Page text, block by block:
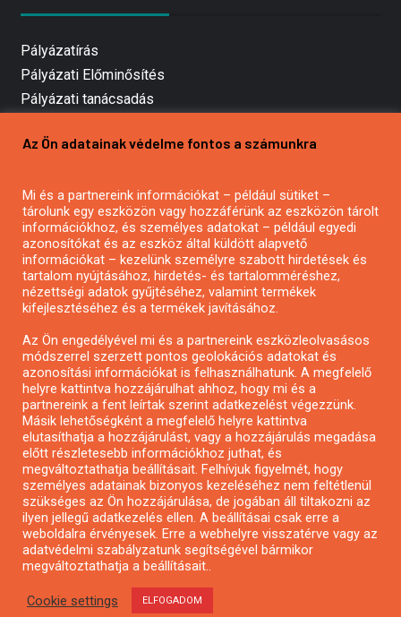
Pályázatírás
Pályázati Előminősítés
Pályázati tanácsadás
Mezőgazdasági pályázatírás
Pályázatírás civil szervezeteknek
Pályázatírás önkormányzatoknak
Pályázatfigyelés
Specifikus pályázatfigyelés vagy hírlevél
Pályázatok magánszemélyeknek
Pályázatok civil szervezeteknek
Pályázatok vállalkozásoknak
Önkormányzati pályázatok
Mezőgazdasági pályázatok
Falusi turizmus pályázatok
Napelem pályázatok
GINOP pályázatok
Az Ön adatainak védelme fontos a számunkra
Mi és a partnereink információkat – például sütiket –
tárolunk egy eszközön vagy hozzáférünk az eszközön tárolt
információkhoz, és személyes adatokat – például egyedi
azonosítókat és az eszköz által küldött alapvető
információkat – kezelünk személyre szabott hirdetések és
tartalom nyújtásához, hirdetés- és tartalomméréshez,
nézettségi adatok gyűjtéséhez, valamint termékek
kifejlesztéséhez és a termékek javításához.
Az Ön engedélyével mi és a partnereink eszközleolvasásos
módszerrel szerzett pontos geolokációs adatokat és
azonosítási információkat is felhasználhatunk. A megfelelő
helyre kattintva hozzájárulhat ahhoz, hogy mi és a
partnereink a fent leírtak szerint adatkezelést végezzünk.
Másik lehetőségként a megfelelő helyre kattintva
elutasíthatja a hozzájárulást, vagy a hozzájárulás megadása
előtt részletesebb információkhoz juthat, és
megváltoztathatja beállításait. Felhívjuk figyelmét, hogy
személyes adatainak bizonyos kezeléséhez nem feltétlenül
szükséges az Ön hozzájárulása, de jogában áll tiltakozni az
ilyen jellegű adatkezelés ellen. A beállításai csak erre a
weboldalra érvényesek. Erre a webhelyre visszatérve vagy az
adatvédelmi szabályzatunk segítségével bármikor
megváltoztathatja a beállításait..
Cookie settings ELFOGADOM